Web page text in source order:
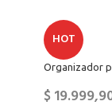
HOT
Organizador
$